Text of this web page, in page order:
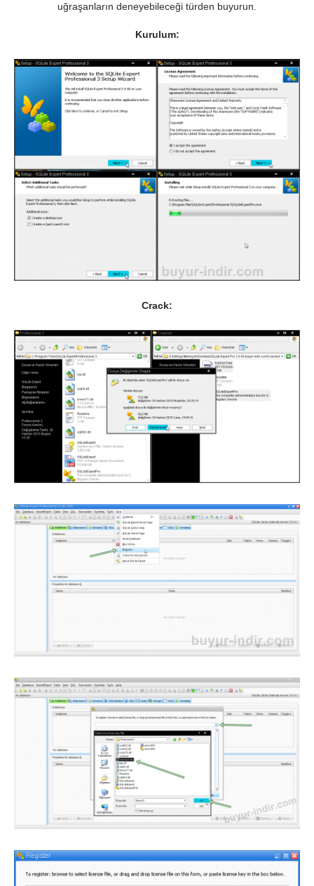
uğraşanların deneyebileceği türden buyurun.
Kurulum:
Crack: